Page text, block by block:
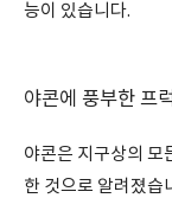
능이 있습니다.
야콘에 풍부한 프
야콘은 지구상의 모
한 것으로 알려졌습